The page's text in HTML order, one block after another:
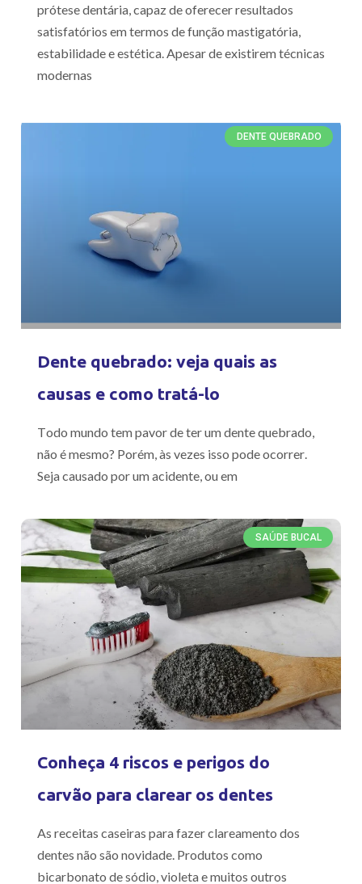
prótese dentária, capaz de oferecer resultados
satisfatórios em termos de função mastigatória,
estabilidade e estética. Apesar de existirem técnicas
modernas
DENTE QUEBRADO
Dente quebrado: veja quais as
causas e como tratá-lo
Todo mundo tem pavor de ter um dente quebrado,
não é mesmo? Porém, às vezes isso pode ocorrer.
Seja causado por um acidente, ou em
SAÚDE BUCAL
Conheça 4 riscos e perigos do
carvão para clarear os dentes
As receitas caseiras para fazer clareamento dos
dentes não são novidade. Produtos como
bicarbonato de sódio, violeta e muitos outros